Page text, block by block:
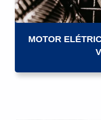
MOTOR